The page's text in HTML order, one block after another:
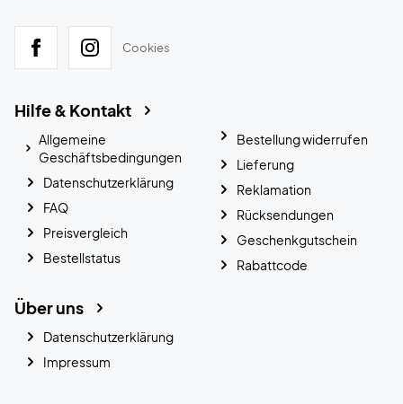
Cookies
Hilfe & Kontakt
Allgemeine
Geschäftsbedingungen
Datenschutzerklärung
FAQ
Preisvergleich
Bestellstatus
Bestellung widerrufen
Lieferung
Reklamation
Rücksendungen
Geschenkgutschein
Rabattcode
Über uns
Datenschutzerklärung
Impressum